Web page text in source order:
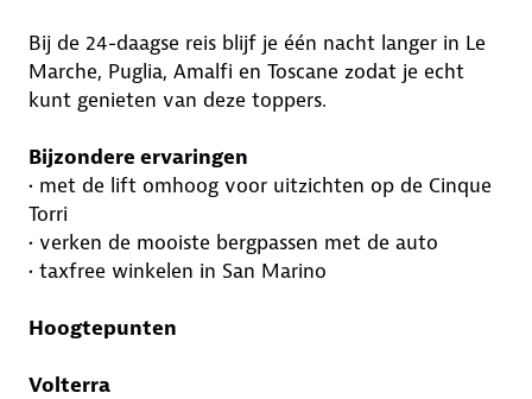
Bij de 24-daagse reis blijf je één nacht langer in Le
Marche, Puglia, Amalfi en Toscane zodat je echt
kunt genieten van deze toppers.
Bijzondere ervaringen
• met de lift omhoog voor uitzichten op de Cinque
Torri
• verken de mooiste bergpassen met de auto
• taxfree winkelen in San Marino
Hoogtepunten
Volterra